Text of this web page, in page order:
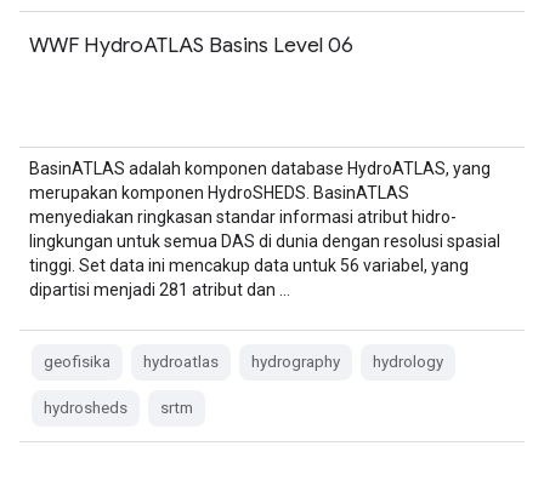
WWF HydroATLAS Basins Level 06
BasinATLAS adalah komponen database HydroATLAS, yang
merupakan komponen HydroSHEDS. BasinATLAS
menyediakan ringkasan standar informasi atribut hidro-
lingkungan untuk semua DAS di dunia dengan resolusi spasial
tinggi. Set data ini mencakup data untuk 56 variabel, yang
dipartisi menjadi 281 atribut dan …
geofisika hydroatlas hydrography hydrology
hydrosheds srtm